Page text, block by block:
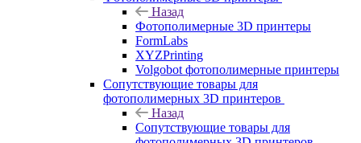
Назад
Фотополимерные 3D принтеры
FormLabs
XYZPrinting
Volgobot фотополимерные принтеры
Сопутствующие товары для
фотополимерных 3D принтеров
Назад
Сопутствующие товары для